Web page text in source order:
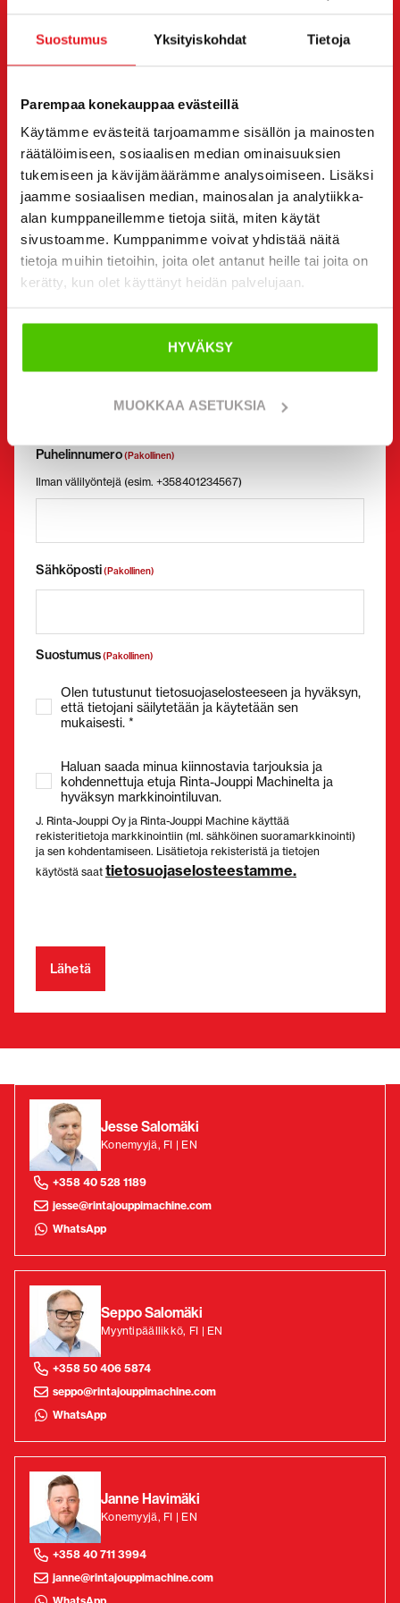
Suostumus Yksityiskohdat Tietoja
Parempaa konekauppaa evästeillä
Käytämme evästeitä tarjoamamme sisällön ja mainosten
räätälöimiseen, sosiaalisen median ominaisuuksien
tukemiseen ja kävijämäärämme analysoimiseen. Lisäksi
jaamme sosiaalisen median, mainosalan ja analytiikka-
alan kumppaneillemme tietoja siitä, miten käytät
sivustoamme. Kumppanimme voivat yhdistää näitä
tietoja muihin tietoihin, joita olet antanut heille tai joita on
kerätty, kun olet käyttänyt heidän palvelujaan.
HYVÄKSY
MUOKKAA ASETUKSIA
sinulle haluamallasi tavalla.
yksittäiseen myyjään. Myyjän yhteystiedot löydät sivun
alta.
Haluan
Kysyä lisätietoja
Yhteystiedot(Pakollinen)
Etunimi * Sukunimi *
Yrityksen nimi Y-tunnus
Puhelinnumero(Pakollinen)
Ilman välilyöntejä (esim. +358401234567)
Sähköposti(Pakollinen)
Suostumus(Pakollinen)
Olen tutustunut tietosuojaselosteeseen ja hyväksyn,
että tietojani säilytetään ja käytetään sen
mukaisesti. *
Haluan saada minua kiinnostavia tarjouksia ja
kohdennettuja etuja Rinta-Jouppi Machinelta ja
hyväksyn markkinointiluvan.
J. Rinta-Jouppi Oy ja Rinta-Jouppi Machine käyttää
rekisteritietoja markkinointiin (ml. sähköinen suoramarkkinointi)
ja sen kohdentamiseen. Lisätietoja rekisteristä ja tietojen
käytöstä saat tietosuojaselosteestamme.
Jesse Salomäki
Konemyyjä, FI | EN
+358 40 528 1189
jesse@rintajouppimachine.com
WhatsApp
Seppo Salomäki
Myyntipäällikkö, FI | EN
+358 50 406 5874
seppo@rintajouppimachine.com
WhatsApp
Janne Havimäki
Konemyyjä, FI | EN
+358 40 711 3994
janne@rintajouppimachine.com